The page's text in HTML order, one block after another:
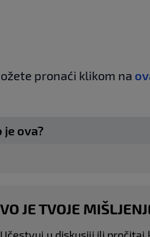
pronaći klikom na
je ova?
JE TVOJE